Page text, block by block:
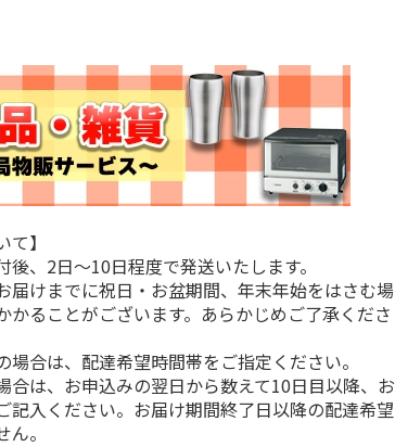
】
、2日～10日程度で発送いたします。
けまでに祝日・お盆期間、年末年始をはさむ場
かることがございます。あらかじめご了承くださ
合は、配達希望時間帯をご指定ください。
は、お申込みの翌日から数えて10日目以降、お
記入ください。お届け期間終了日以降の配達希望
。